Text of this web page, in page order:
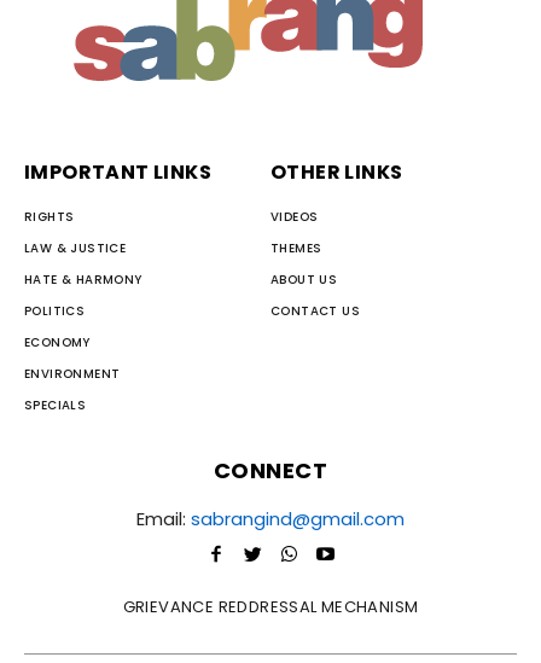
IMPORTANT LINKS
RIGHTS
LAW & JUSTICE
HATE & HARMONY
POLITICS
ECONOMY
ENVIRONMENT
SPECIALS
OTHER LINKS
VIDEOS
THEMES
ABOUT US
CONTACT US
CONNECT
Email: sabrangind@gmail.com
GRIEVANCE REDDRESSAL MECHANISM